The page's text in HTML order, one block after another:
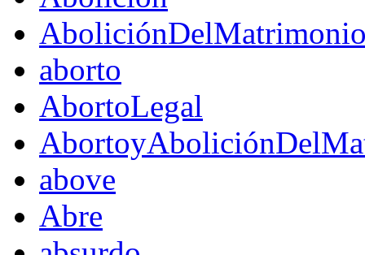
aborto
AbortoLegal
above
Abre